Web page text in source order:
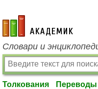
academic.ru
Словари и
Толкования Переводы